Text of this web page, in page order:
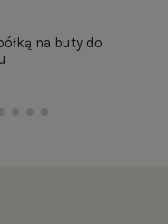
na buty do